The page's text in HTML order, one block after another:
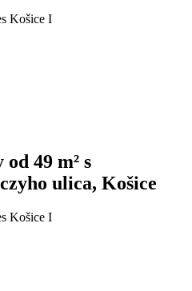
Košice I
49 m² s
ulica, Košice
Košice I